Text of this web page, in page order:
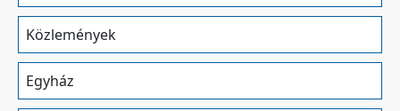
Közlemények
Egyház